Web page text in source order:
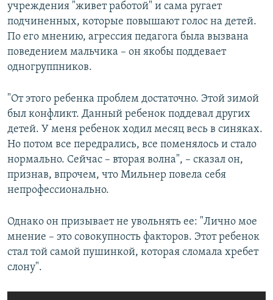
учреждения "живет работой" и сама ругает
подчиненных, которые повышают голос на детей.
По его мнению, агрессия педагога была вызвана
поведением мальчика – он якобы поддевает
одногруппников.
"От этого ребенка проблем достаточно. Этой зимой
был конфликт. Данный ребенок поддевал других
детей. У меня ребенок ходил месяц весь в синяках.
Но потом все передрались, все поменялось и стало
нормально. Сейчас – вторая волна", – сказал он,
признав, впрочем, что Мильнер повела себя
непрофессионально.
Однако он призывает не увольнять ее: "Лично мое
мнение – это совокупность факторов. Этот ребенок
стал той самой пушинкой, которая сломала хребет
слону".